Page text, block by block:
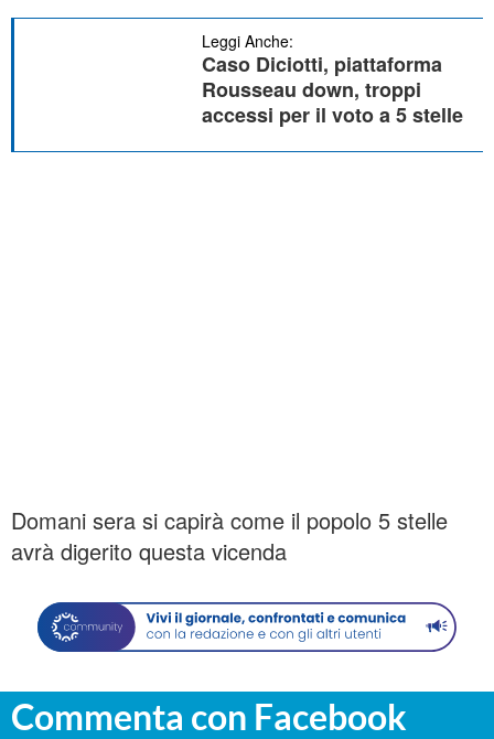
Leggi Anche:
Caso Diciotti, piattaforma
Rousseau down, troppi
accessi per il voto a 5 stelle
Domani sera si capirà come il popolo 5 stelle
avrà digerito questa vicenda
Commenta con Facebook